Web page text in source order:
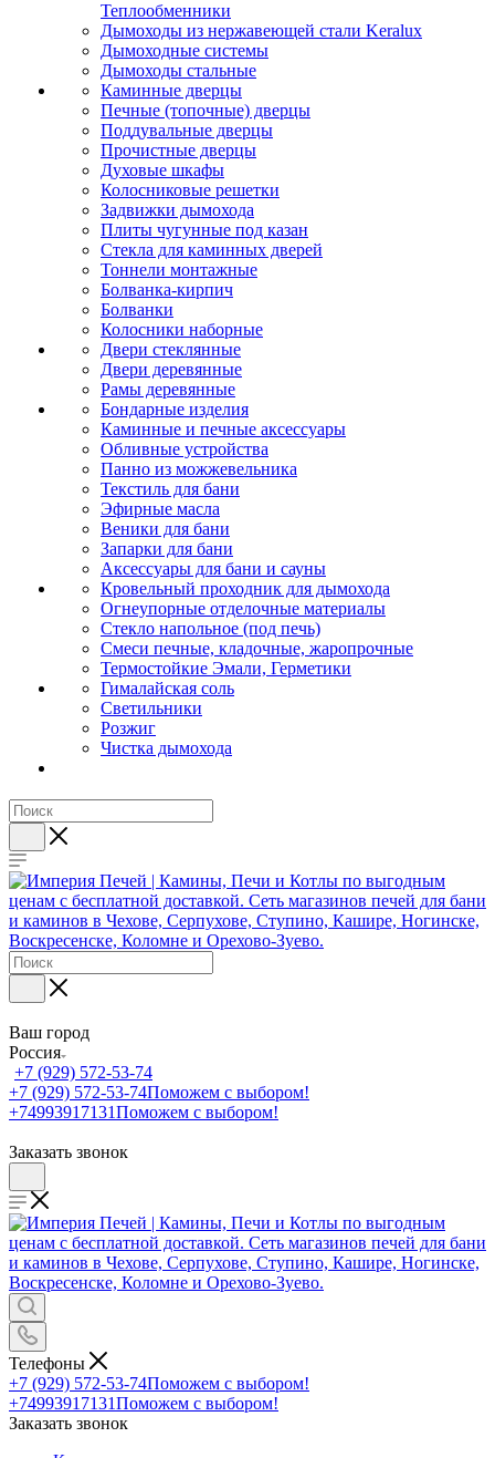
Теплообменники
Дымоходы из нержавеющей стали Keralux
Дымоходные системы
Дымоходы стальные
Каминные дверцы
Печные (топочные) дверцы
Поддувальные дверцы
Прочистные дверцы
Духовые шкафы
Колосниковые решетки
Задвижки дымохода
Плиты чугунные под казан
Стекла для каминных дверей
Тоннели монтажные
Болванка-кирпич
Болванки
Колосники наборные
Двери стеклянные
Двери деревянные
Рамы деревянные
Бондарные изделия
Каминные и печные аксессуары
Обливные устройства
Панно из можжевельника
Текстиль для бани
Эфирные масла
Веники для бани
Запарки для бани
Аксессуары для бани и сауны
Кровельный проходник для дымохода
Огнеупорные отделочные материалы
Стекло напольное (под печь)
Смеси печные, кладочные, жаропрочные
Термостойкие Эмали, Герметики
Гималайская соль
Светильники
Розжиг
Чистка дымохода
Ваш город
Россия
+7 (929) 572-53-74
+7 (929) 572-53-74Поможем с выбором!
+74993917131Поможем с выбором!
Заказать звонок
Телефоны
+7 (929) 572-53-74Поможем с выбором!
+74993917131Поможем с выбором!
Заказать звонок